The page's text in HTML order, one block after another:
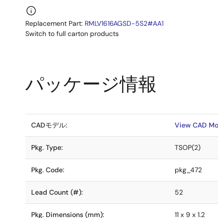
Replacement Part: RMLV1616AGSD-5S2#AA1
Switch to full carton products
パッケージ情報
CADモデル: View CAD
Pkg. Type: TSOP(2)
Pkg. Code: pkg_472
Lead Count (#): 52
Pkg. Dimensions (mm): 11 x 9 x 1.2